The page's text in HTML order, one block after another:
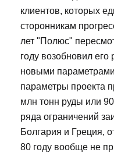
клиентов, которых
сторонникам
лет "Полюс"
году возобновил его
новыми
параметры проекта
млн тонн руды или
ряда ограничений
Болгария и Греция,
80 году вообще не